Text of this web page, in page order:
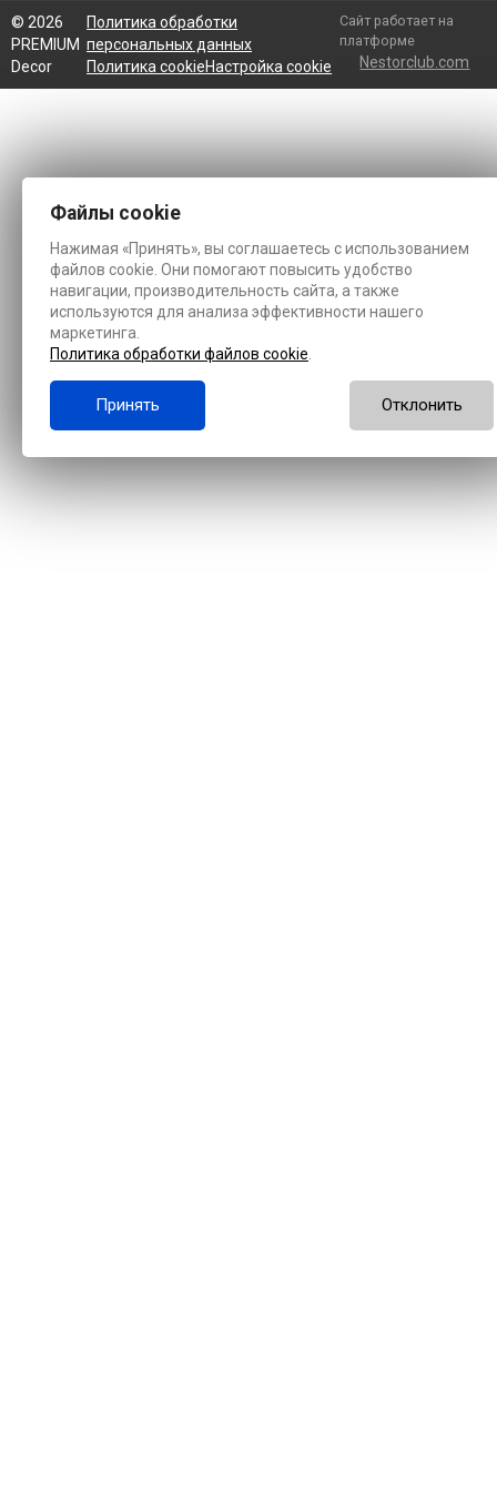
© 2026
PREMIUM
Decor
Политика обработки
персональных данных
Политика cookieНастройка cookie
Сайт работает на
платформе
Nestorclub.com
Файлы cookie
Нажимая «Принять», вы соглашаетесь с использованием
файлов cookie. Они помогают повысить удобство
навигации, производительность сайта, а также
используются для анализа эффективности нашего
маркетинга.
Политика обработки файлов cookie
Принять Отклонить